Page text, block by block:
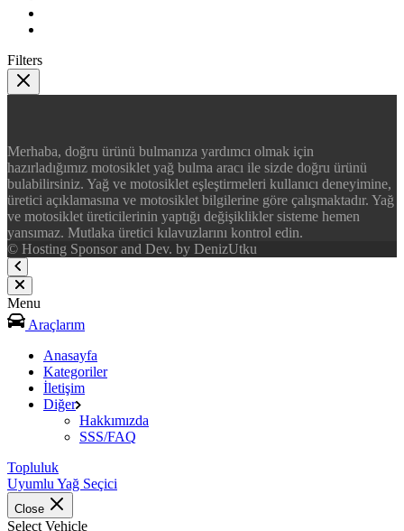
Filters
Merhaba, doğru ürünü bulmanıza yardımcı olmak için
hazırladığımız motosiklet yağ bulma aracı ile sizde doğru ürünü
bulabilirsiniz. Yağ ve motosiklet eşleştirmeleri kullanıcı deneyimine,
üretici açıklamasına ve motosiklet bilgilerine göre çalışmaktadır. Yağ
ve motosiklet üreticilerinin yaptığı değişiklikler sisteme hemen
yansımaz. Mutlaka üretici kılavuzlarını kontrol edin.
© Hosting Sponsor and Dev. by DenizUtku
Menu
Araçlarım
Anasayfa
Kategoriler
İletişim
Diğer
Hakkımızda
SSS/FAQ
Topluluk
Uyumlu Yağ Seçici
Close
Select Vehicle